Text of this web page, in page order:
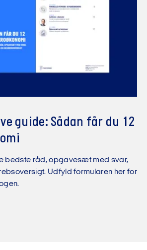
guide: Sådan får du 12
bedste råd, opgavesæt med svar,
Udfyld formularen her for